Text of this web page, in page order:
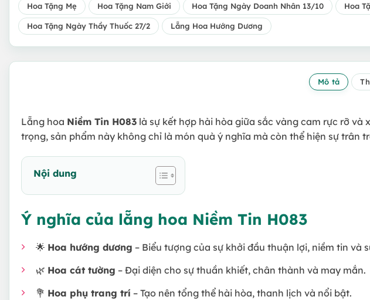
Hoa Tặng Mẹ Hoa Tặng Nam Giới Hoa Tặng Ngày Doanh Nhân 13/10 Hoa
Hoa Tặng Ngày Thầy Thuốc 27/2 Lẵng Hoa Hướng Dương
Mô tả
Lẵng hoa Niềm Tin H083 là sự kết hợp hài hòa giữa sắc vàng cam rực rỡ
trọng, sản phẩm này không chỉ là món quà ý nghĩa mà còn thể hiện sự
Nội dung
Ý nghĩa của lẵng hoa Niềm Tin H083
🌟 Hoa hướng dương – Biểu tượng của sự khởi đầu thuận lợi, niềm tin và
🌿 Hoa cát tường – Đại diện cho sự thuần khiết, chân thành và may mắn.
💐 Hoa phụ trang trí – Tạo nên tổng thể hài hòa, thanh lịch và nổi bật.